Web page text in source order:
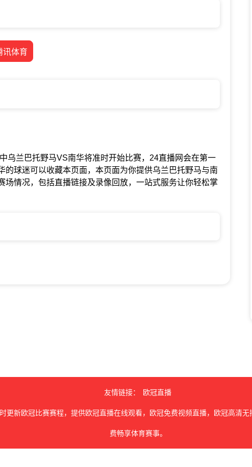
讯体育
乌兰巴托野马VS南华将准时开始比赛，24直播网会在第一
的球迷可以收藏本页面，本页面为你提供乌兰巴托野马与南
场情况，包括直播链接及录像回放，一站式服务让你轻松掌
友情链接： 欧冠直播
更新欧冠比赛赛程，提供欧冠直播在线观看，欧冠免费视频直播，欧冠高清
费畅享体育赛事。